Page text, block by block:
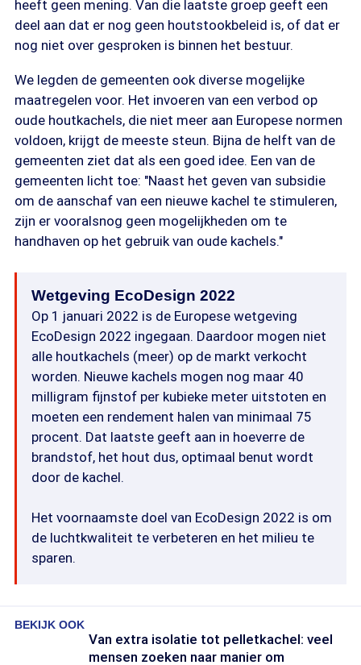
heeft geen mening. Van die laatste groep geeft een
deel aan dat er nog geen houtstookbeleid is, of dat er
nog niet over gesproken is binnen het bestuur.
We legden de gemeenten ook diverse mogelijke
maatregelen voor. Het invoeren van een verbod op
oude houtkachels, die niet meer aan Europese normen
voldoen, krijgt de meeste steun. Bijna de helft van de
gemeenten ziet dat als een goed idee. Een van de
gemeenten licht toe: "Naast het geven van subsidie
om de aanschaf van een nieuwe kachel te stimuleren,
zijn er vooralsnog geen mogelijkheden om te
handhaven op het gebruik van oude kachels."
Wetgeving EcoDesign 2022
Op 1 januari 2022 is de Europese wetgeving
EcoDesign 2022 ingegaan. Daardoor mogen niet
alle houtkachels (meer) op de markt verkocht
worden. Nieuwe kachels mogen nog maar 40
milligram fijnstof per kubieke meter uitstoten en
moeten een rendement halen van minimaal 75
procent. Dat laatste geeft aan in hoeverre de
brandstof, het hout dus, optimaal benut wordt
door de kachel.
Het voornaamste doel van EcoDesign 2022 is om
de luchtkwaliteit te verbeteren en het milieu te
sparen.
BEKIJK OOK
Van extra isolatie tot pelletkachel: veel
mensen zoeken naar manier om